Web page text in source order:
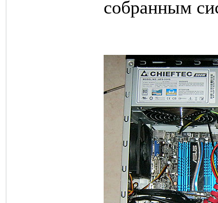
собранным